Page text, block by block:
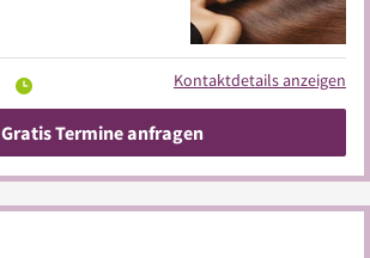
Kontaktdetails anzeigen
Gratis Termine anfragen